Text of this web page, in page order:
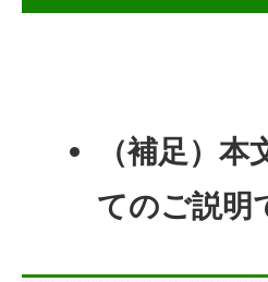
（補足）
てのご説明